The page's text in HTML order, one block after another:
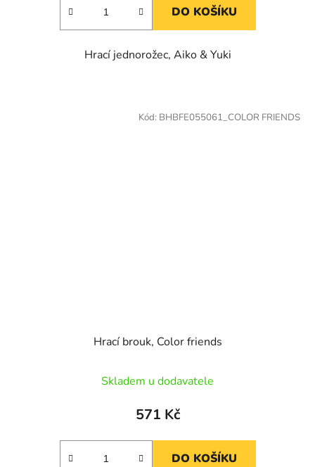
DO KOŠÍKU
Hrací jednorožec, Aiko & Yuki
Hrací brouk, Color friends
Skladem u dodavatele
571 Kč
DO KOŠÍKU
Kód: BHBFE055061_COLOR FRIENDS